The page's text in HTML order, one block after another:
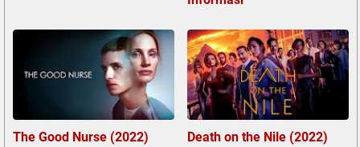
The Good Nurse (2022)
Death on the Nile (2022)